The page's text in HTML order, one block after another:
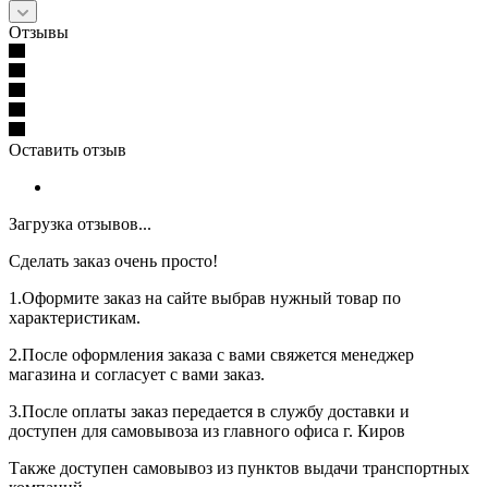
Отзывы
Оставить отзыв
Загрузка отзывов...
Сделать заказ очень просто!
1.Оформите заказ на сайте выбрав нужный товар по
характеристикам.
2.После оформления заказа с вами свяжется менеджер
магазина и согласует с вами заказ.
3.После оплаты заказ передается в службу доставки и
доступен для самовывоза из главного офиса г. Киров
Также доступен самовывоз из пунктов выдачи транспортных